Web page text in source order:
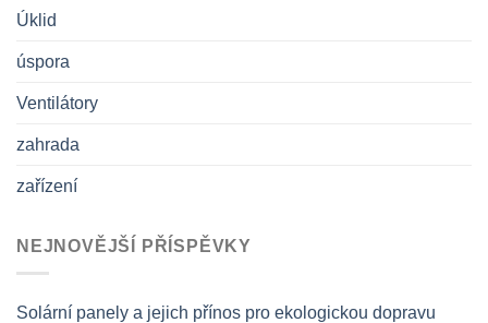
Úklid
úspora
Ventilátory
zahrada
zařízení
NEJNOVĚJŠÍ PŘÍSPĚVKY
Solární panely a jejich přínos pro ekologickou dopravu